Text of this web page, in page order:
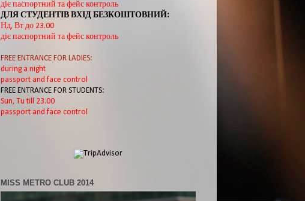
діє паспортний та фейс контроль
ДЛЯ СТУДЕНТІВ ВХІД БЕЗКОШТОВНИЙ:
Нд, Вт до 23.00
діє паспортний та фейс контроль
FREE ENTRANCE FOR LADIES:
during a night
passport and face control
FREE ENTRANCE FOR STUDENTS:
Sun, Tu till 23.00
passport and face control
MISS METRO CLUB 2014